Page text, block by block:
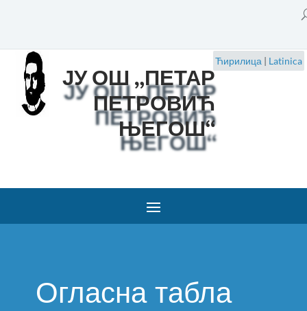
Ћирилица | Latinica
ЈУ ОШ „ПЕТАР
ПЕТРОВИЋ
ЊЕГОШ“
Огласна табла